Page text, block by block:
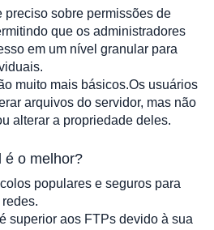
preciso sobre permissões de
que os administradores
em um nível granular para
muito mais básicos.Os usuários
arquivos do servidor, mas não
alterar a propriedade deles.
é o melhor?
populares e seguros para
superior aos FTPs devido à sua